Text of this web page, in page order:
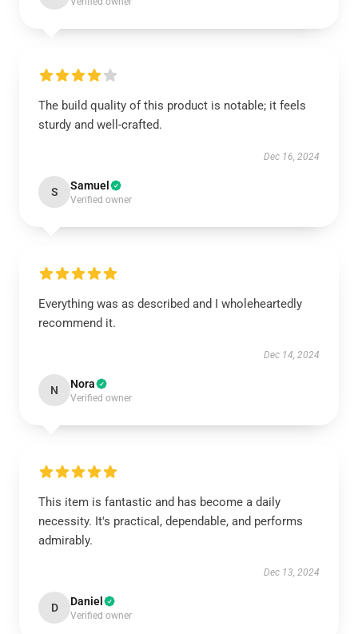
The build quality of this product is notable; it feels
sturdy and well-crafted.
Dec 16, 2024
S Samuel
Verified owner
Everything was as described and I wholeheartedly
recommend it.
Dec 14, 2024
N Nora
Verified owner
This item is fantastic and has become a daily
necessity. It's practical, dependable, and performs
admirably.
Dec 13, 2024
D Daniel
Verified owner